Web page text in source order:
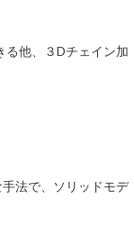
る他、３Dチェイン加
法で、ソリッドモデ